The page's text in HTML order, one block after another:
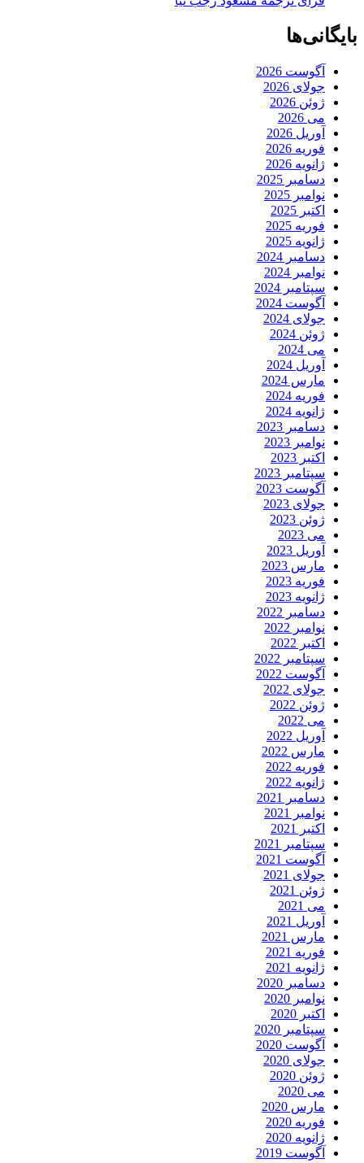
بایگانی‌ها
آگوست 2026
جولای 2026
ژوئن 2026
می 2026
آوریل 2026
فوریه 2026
ژانویه 2026
دسامبر 2025
نوامبر 2025
اکتبر 2025
فوریه 2025
ژانویه 2025
دسامبر 2024
نوامبر 2024
سپتامبر 2024
آگوست 2024
جولای 2024
ژوئن 2024
می 2024
آوریل 2024
مارس 2024
فوریه 2024
ژانویه 2024
دسامبر 2023
نوامبر 2023
اکتبر 2023
سپتامبر 2023
آگوست 2023
جولای 2023
ژوئن 2023
می 2023
آوریل 2023
مارس 2023
فوریه 2023
ژانویه 2023
دسامبر 2022
نوامبر 2022
اکتبر 2022
سپتامبر 2022
آگوست 2022
جولای 2022
ژوئن 2022
می 2022
آوریل 2022
مارس 2022
فوریه 2022
ژانویه 2022
دسامبر 2021
نوامبر 2021
اکتبر 2021
سپتامبر 2021
آگوست 2021
جولای 2021
ژوئن 2021
می 2021
آوریل 2021
مارس 2021
فوریه 2021
ژانویه 2021
دسامبر 2020
نوامبر 2020
اکتبر 2020
سپتامبر 2020
آگوست 2020
جولای 2020
ژوئن 2020
می 2020
مارس 2020
فوریه 2020
ژانویه 2020
آگوست 2019